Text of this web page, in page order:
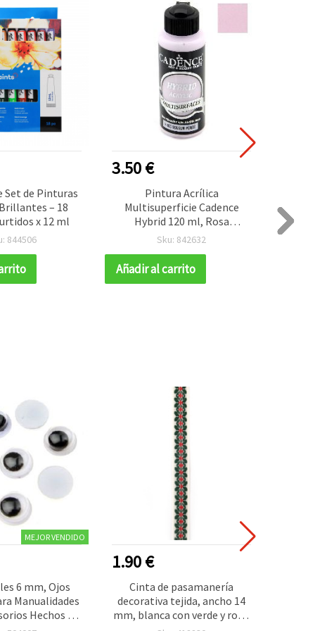
Set de Pinturas
– 18
x 12 ml
844506
3.50 €
Pintura Acrílica
Multisuperficie Cadence
Hybrid 120 ml, Rosa
Desgastado (Soft Pastel) –
Bricolaje
Sku: 842632
Añadir al carrito
de
MEJOR VENDIDO
6 mm, Ojos
Manualidades
Hechos a
1.90 €
Cinta de pasamanería
decorativa tejida, ancho 14
mm, blanca con verde y rojo,